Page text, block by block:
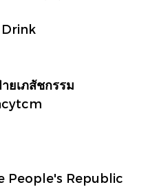
Drink
ยเภสัชกรรม
People's Republic